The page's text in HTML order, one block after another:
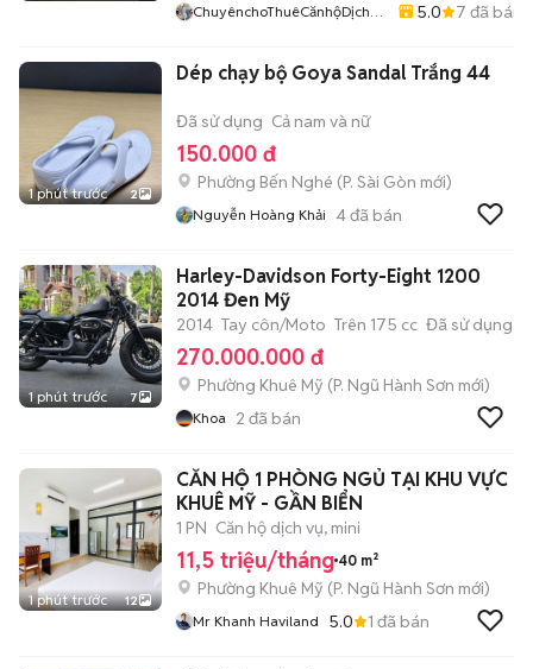
ChuyênchoThuêCănhộDịchvụ
5.0 7 đã bán
1 phút trước 2
Dép chạy bộ Goya Sandal Trắng 44
Đã sử dụng Cả nam và nữ
150.000 đ
Phường Bến Nghé (P. Sài Gòn mới)
Nguyễn Hoàng Khải 4đã bán
1 phút trước 7
Harley-Davidson Forty-Eight 1200
2014 Đen Mỹ
2014 Tay côn/Moto Trên 175 cc Đã sử dụng
270.000.000 đ
Phường Khuê Mỹ (P. Ngũ Hành Sơn mới)
Khoa 2 đã bán
1 phút trước 12
CĂN HỘ 1 PHÒNG NGỦ TẠI KHU VỰC
KHUÊ MỸ - GẦN BIỂN
1 PN Căn hộ dịch vụ, mini
11,5 triệu/tháng 40 m²
Phường Khuê Mỹ (P. Ngũ Hành Sơn mới)
Mr Khanh Haviland 5.0 1 đã bán